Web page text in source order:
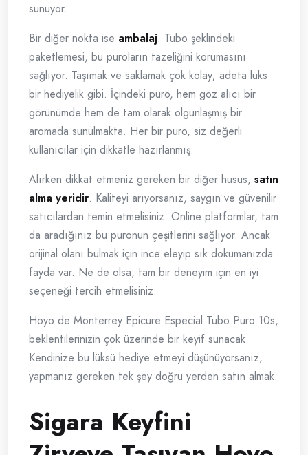
sunuyor.
Bir diğer nokta ise ambalaj. Tubo şeklindeki
paketlemesi, bu puroların tazeliğini korumasını
sağlıyor. Taşımak ve saklamak çok kolay; adeta lüks
bir hediyelik gibi. İçindeki puro, hem göz alıcı bir
görünümde hem de tam olarak olgunlaşmış bir
aromada sunulmakta. Her bir puro, siz değerli
kullanıcılar için dikkatle hazırlanmış.
Alırken dikkat etmeniz gereken bir diğer husus, satın
alma yeridir. Kaliteyi arıyorsanız, saygın ve güvenilir
satıcılardan temin etmelisiniz. Online platformlar, tam
da aradığınız bu puronun çeşitlerini sağlıyor. Ancak
orijinal olanı bulmak için ince eleyip sık dokumanızda
fayda var. Ne de olsa, tam bir deneyim için en iyi
seçeneği tercih etmelisiniz.
Hoyo de Monterrey Epicure Especial Tubo Puro 10s,
beklentilerinizin çok üzerinde bir keyif sunacak.
Kendinize bu lüksü hediye etmeyi düşünüyorsanız,
yapmanız gereken tek şey doğru yerden satın almak.
Sigara Keyfini